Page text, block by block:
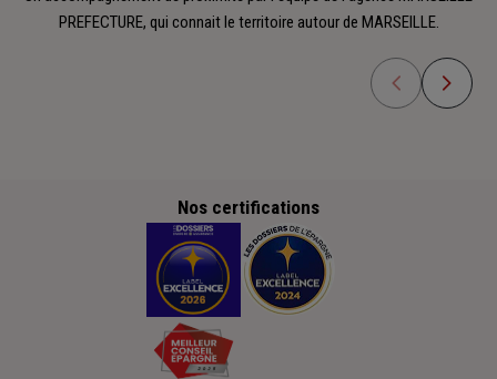
PREFECTURE, qui connait le territoire autour de MARSEILLE.
Nos certifications